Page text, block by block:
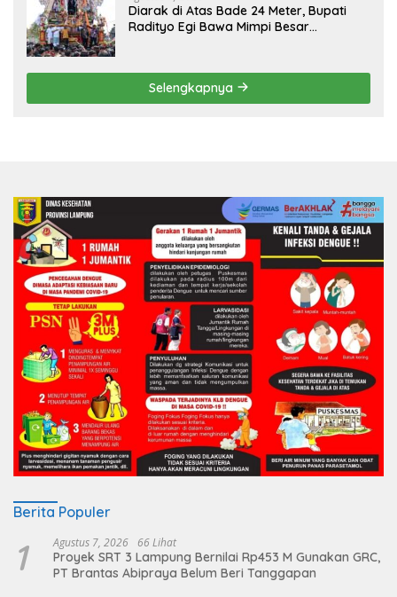
Diarak di Atas Bade 24 Meter, Bupati
Radityo Egi Bawa Mimpi Besar
Selengkapnya
Berita Populer
1 Agustus 7, 2026 66 Lihat
Proyek SRT 3 Lampung Bernilai Rp453 M Gunakan GRC,
PT Brantas Abipraya Belum Beri Tanggapan